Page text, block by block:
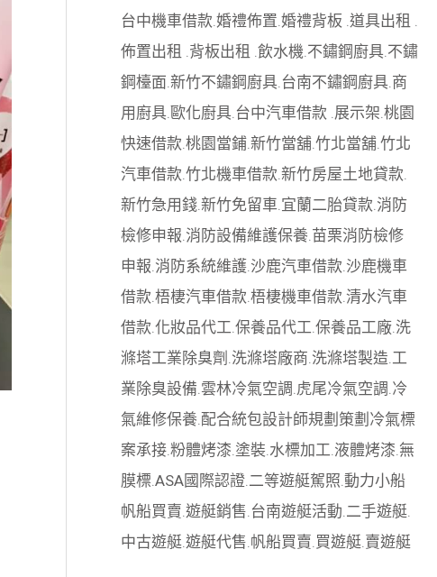
台中機車借款 婚禮佈置 婚禮背板 道具出租
佈置出租 背板出租 飲水機 不鏽鋼廚具. 不鏽
鋼檯面 新竹不鏽鋼廚具. 台南不鏽鋼廚具. 商
用廚具. 歐化廚具. 台中汽車借款 展示架 桃園
快速借款 桃園當鋪. 新竹當舖. 竹北當舖. 竹北
汽車借款 竹北機車借款 新竹房屋土地貸款
新竹急用錢. 新竹免留車. 宜蘭二胎貸款 消防
檢修申報 消防設備維護保養 苗栗消防檢修
申報 消防系統維護. 沙鹿汽車借款 沙鹿機車
借款 梧棲汽車借款 梧棲機車借款 清水汽車
借款 化妝品代工 保養品代工 保養品工廠. 洗
滌塔工業除臭劑 洗滌塔廠商 洗滌塔製造 工
業除臭設備 雲林冷氣空調 虎尾冷氣空調 冷
氣維修保養 配合統包設計師規劃策劃 冷氣標
案承接. 粉體烤漆 塗裝 水標加工 液體烤漆 無
膜標 ASA國際認證. 二等遊艇駕照 動力小船
帆船買賣 遊艇銷售 台南遊艇活動 二手遊艇.
中古遊艇. 遊艇代售 帆船買賣 買遊艇. 賣遊艇